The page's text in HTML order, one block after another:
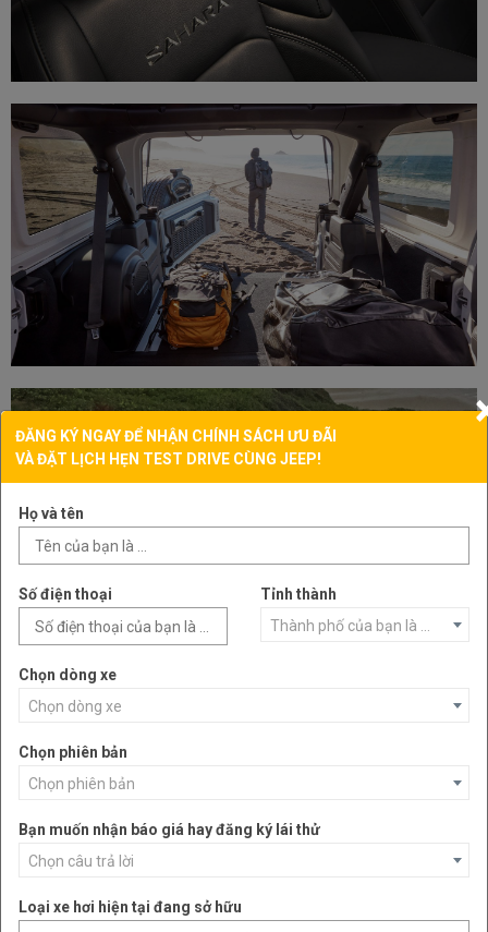
ĐĂNG KÝ NGAY ĐỂ NHẬN CHÍNH SÁCH ƯU ĐÃI
VÀ ĐẶT LỊCH HẸN TEST DRIVE CÙNG JEEP!
Họ và tên
Số điện thoại
Tỉnh thành
Thành phố của bạn là ...
Chọn dòng xe
Chọn dòng xe
Chọn phiên bản
Chọn phiên bản
Bạn muốn nhận báo giá hay đăng ký lái thử
Chọn câu trả lời
Loại xe hơi hiện tại đang sở hữu